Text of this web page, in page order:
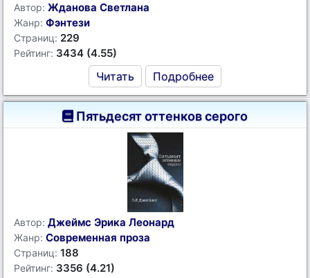
Автор: Жданова Светлана
Жанр: Фэнтези
Страниц: 229
Рейтинг: 3434 (4.55)
Читать Подробнее
Пятьдесят оттенков серого
Автор: Джеймс Эрика Леонард
Жанр: Современная проза
Страниц: 188
Рейтинг: 3356 (4.21)